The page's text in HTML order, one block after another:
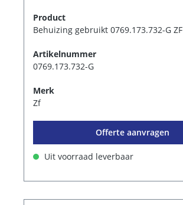
Product
Behuizing gebruikt 0769.173.732-G ZF
Artikelnummer
0769.173.732-G
Merk
Zf
Offerte aanvragen
Uit voorraad leverbaar